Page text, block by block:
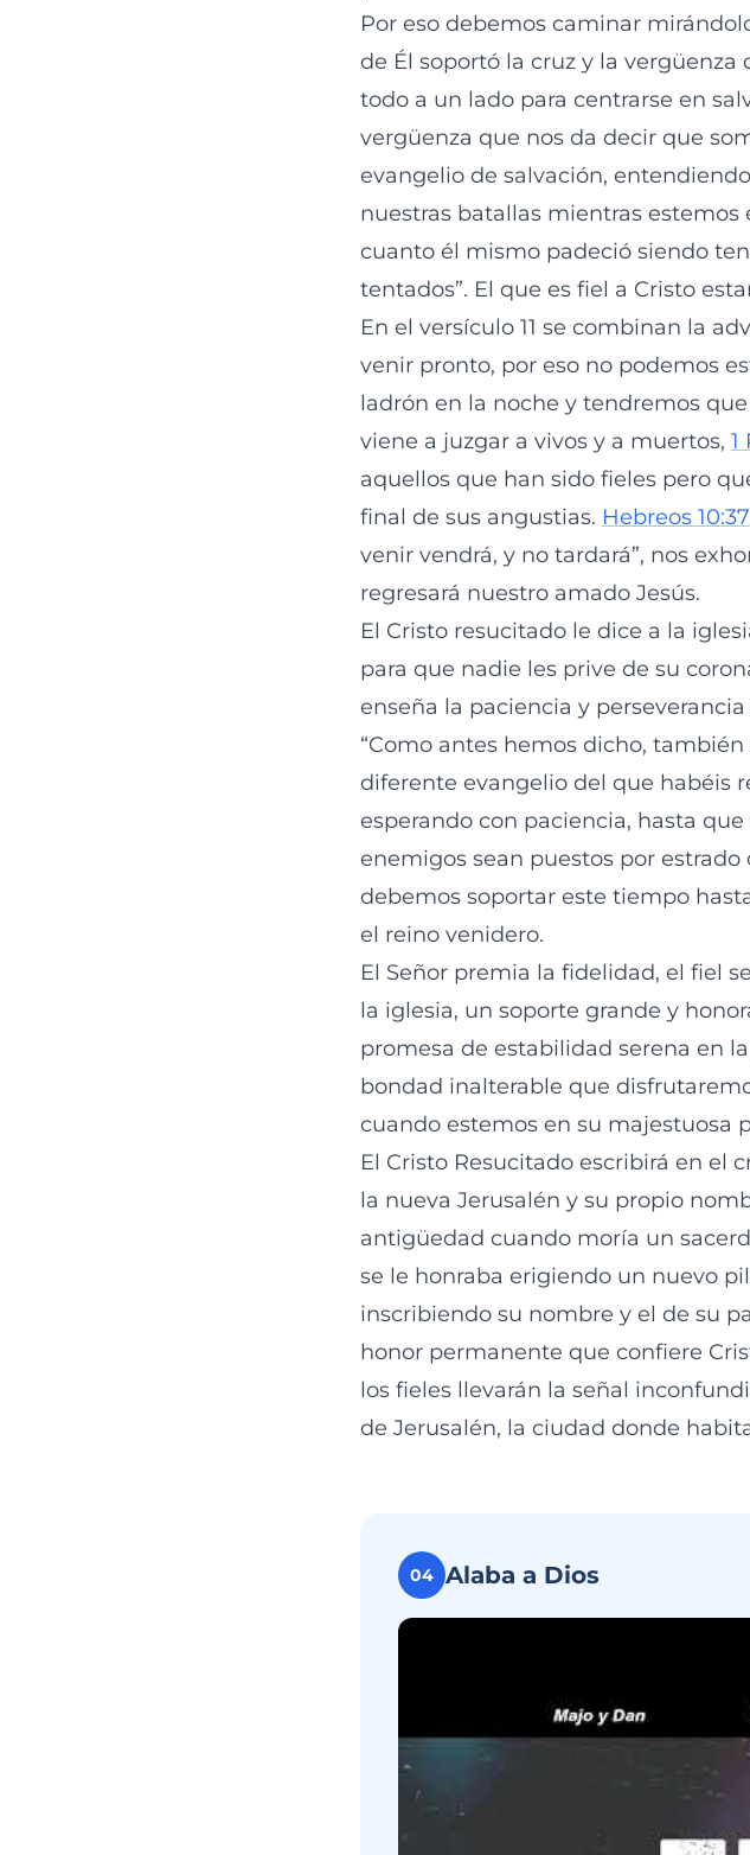
Por eso debemos caminar
de Él soportó la cruz y la vergüenza
todo a un lado para centrarse en
vergüenza que nos da decir que
evangelio de salvación,
nuestras batallas mientras estemos
cuanto él mismo padeció siendo
tentados”. El que es fiel a Cristo
En el versículo 11 se combinan la
venir pronto, por eso no podemos
ladrón en la noche y tendremos
viene a juzgar a vivos y a muertos, 1
aquellos que han sido fieles pero
final de sus angustias. Hebreos 10:37
venir vendrá, y no tardará”, nos
regresará nuestro amado Jesús.
El Cristo resucitado le dice a la
para que nadie les prive de su
enseña la paciencia y
“Como antes hemos dicho,
diferente evangelio del que habéis
esperando con paciencia, hasta
enemigos sean puestos por
debemos soportar este tiempo
el reino venidero.
El Señor premia la fidelidad, el fiel
la iglesia, un soporte grande y
promesa de estabilidad serena en
bondad inalterable que
cuando estemos en su majestuosa
El Cristo Resucitado escribirá en el
la nueva Jerusalén y su propio
antigüedad cuando moría un
se le honraba erigiendo un nuevo
inscribiendo su nombre y el de su
honor permanente que confiere
los fieles llevarán la señal
de Jerusalén, la ciudad donde
04 Alaba a Dios